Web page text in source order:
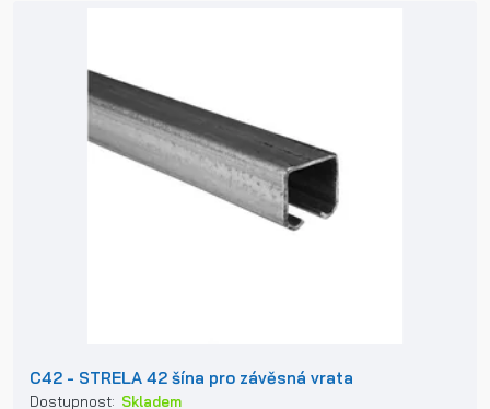
C42 - STRELA 42 šína pro závěsná vrata
Dostupnost: Skladem